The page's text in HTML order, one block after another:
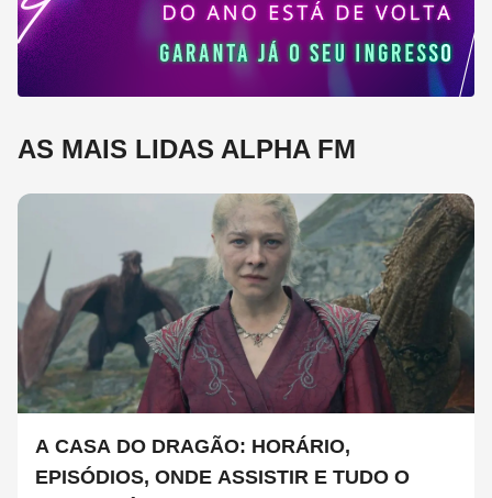
AS MAIS LIDAS ALPHA FM
A CASA DO DRAGÃO: HORÁRIO,
EPISÓDIOS, ONDE ASSISTIR E TUDO O